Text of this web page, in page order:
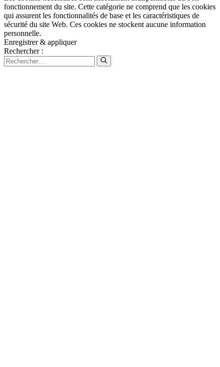
fonctionnement du site. Cette catégorie ne comprend que les cookies
qui assurent les fonctionnalités de base et les caractéristiques de
sécurité du site Web. Ces cookies ne stockent aucune information
personnelle.
Enregistrer & appliquer
Rechercher :